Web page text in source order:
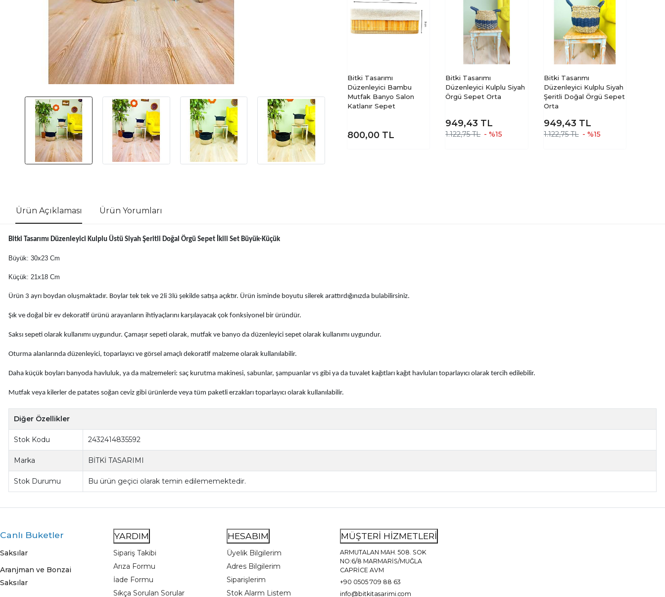
Bitki Tasarımı
Düzenleyici Bambu
Mutfak Banyo Salon
Katlanır Sepet
800,00 TL
Bitki Tasarımı
Düzenleyici Kulplu Siyah
Örgü Sepet Orta
949,43 TL
1.122,75 TL - %15
Bitki Tasarımı
Düzenleyici Kulplu Siyah
Şeritli Doğal Örgü Sepet
Orta
949,43 TL
1.122,75 TL - %15
Ürün Açıklaması Ürün Yorumları
Bitki Tasarımı Düzenleyici Kulplu Üstü Siyah Şeritli Doğal Örgü Sepet İkili Set Büyük-Küçük
Büyük: 30x23 Cm
Küçük: 21x18 Cm
Ürün 3 ayrı boydan oluşmaktadır. Boylar tek tek ve 2li 3lü şekilde satışa açıktır. Ürün isminde boyutu silerek arattırdığınızda bulabilirsiniz.
Şık ve doğal bir ev dekoratif ürünü arayanların ihtiyaçlarını karşılayacak çok fonksiyonel bir üründür.
Saksı sepeti olarak kullanımı uygundur. Çamaşır sepeti olarak, mutfak ve banyo da düzenleyici sepet olarak kullanımı uygundur.
Oturma alanlarında düzenleyici, toparlayıcı ve görsel amaçlı dekoratif malzeme olarak kullanılabilir.
Daha küçük boyları banyoda havluluk, ya da malzemeleri: saç kurutma makinesi, sabunlar, şampuanlar vs gibi ya da tuvalet kağıtları kağıt havluları toparlayıcı olarak tercih edilebilir.
Mutfak veya kilerler de patates soğan ceviz gibi ürünlerde veya tüm paketli erzakları toparlayıcı olarak kullanılabilir.
Diğer Özellikler
Stok Kodu 2432414835592
Marka BİTKİ TASARIMI
Stok Durumu Bu ürün geçici olarak temin edilememektedir.
Canlı Buketler
Saksılar
Aranjman ve Bonzai
Saksılar
YARDIM
Sipariş Takibi
Arıza Formu
İade Formu
Sıkça Sorulan Sorular
HESABIM
Üyelik Bilgilerim
Adres Bilgilerim
Siparişlerim
Stok Alarm Listem
MÜŞTERİ HİZMETLERİ
ARMUTALAN MAH. 508. SOK
NO:6/8 MARMARİS/MUĞLA
CAPRİCE AVM
+90 0505 709 88 63
info@bitkitasarimi.com